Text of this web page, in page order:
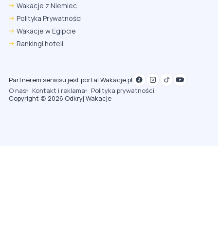
Wakacje z Niemiec
Polityka Prywatności
Wakacje w Egipcie
Rankingi hoteli
Partnerem serwisu jest portal Wakacje.pl
O nas
Kontakt i reklama
Polityka prywatności
Copyright (c) 2026 Odkryj Wakacje